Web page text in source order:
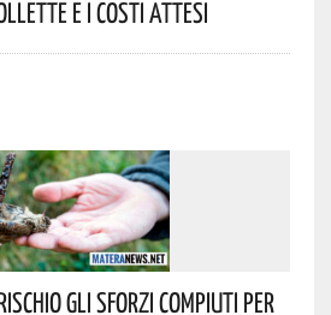
E I Costi Attesi
Gli Sforzi Compiuti Per